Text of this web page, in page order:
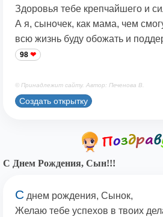
Здоровья тебе крепчайшего и
А я, сыночек, как мама, чем
всю жизнь буду обожать и
98
© Принадлежит сайту. Автор: Печенова В.
Создать открытку
С Днем Рождения, Сын!!!
С днем рождения, Сынок,
Желаю тебе успехов в твоих